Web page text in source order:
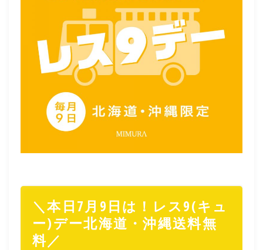
＼本日7月9日は！レス9(キュ
ー)デー北海道・沖縄送料無
料／